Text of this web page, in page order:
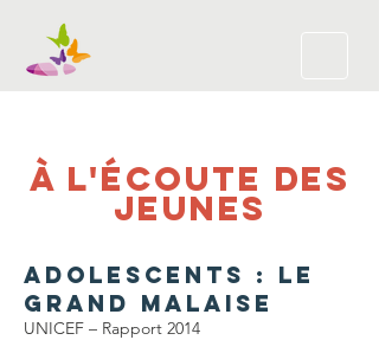
À L'ÉCOUTE DES
JEUNES
ADOLESCENTS : LE
GRAND MALAISE
UNICEF – Rapport 2014